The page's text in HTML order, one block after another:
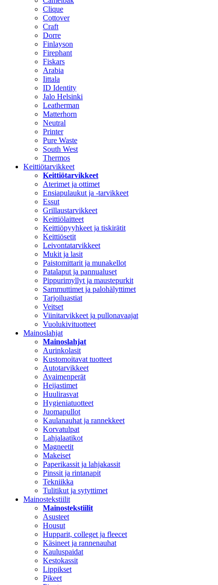
Clique
Cottover
Craft
Dorre
Finlayson
Firephant
Fiskars
Arabia
Iittala
ID Identity
Jalo Helsinki
Leatherman
Matterhorn
Neutral
Printer
Pure Waste
South West
Thermos
Keittiötarvikkeet
Keittiötarvikkeet
Aterimet ja ottimet
Ensiapulaukut ja -tarvikkeet
Essut
Grillaustarvikkeet
Keittiölaitteet
Keittiöpyyhkeet ja tiskirätit
Keittiösetit
Leivontatarvikkeet
Mukit ja lasit
Paistomittarit ja munakellot
Patalaput ja pannualuset
Pippurimyllyt ja maustepurkit
Sammuttimet ja palohälyttimet
Tarjoiluastiat
Veitset
Viinitarvikkeet ja pullonavaajat
Vuolukivituotteet
Mainoslahjat
Mainoslahjat
Aurinkolasit
Kustomoitavat tuotteet
Autotarvikkeet
Avaimenperät
Heijastimet
Huulirasvat
Hygieniatuotteet
Juomapullot
Kaulanauhat ja rannekkeet
Korvatulpat
Lahjalaatikot
Magneetit
Makeiset
Paperikassit ja lahjakassit
Pinssit ja rintanapit
Tekniikka
Tulitikut ja sytyttimet
Mainostekstiilit
Mainostekstiilit
Asusteet
Housut
Hupparit, colleget ja fleecet
Käsineet ja rannenauhat
Kauluspaidat
Kestokassit
Lippikset
Pikeet